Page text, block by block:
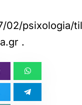
02/psixologia/
.